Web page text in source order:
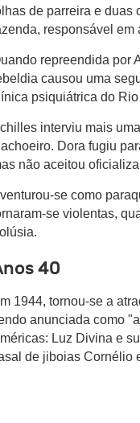
de parreira e duas
responsável em
repreendida por
causou uma
psiquiátrica do
interviu mais
Dora fugiu
não aceitou
se como
se violentas,
40
1944, tornou-se a
anunciada como
Luz Divina e
de jiboias Cornélio